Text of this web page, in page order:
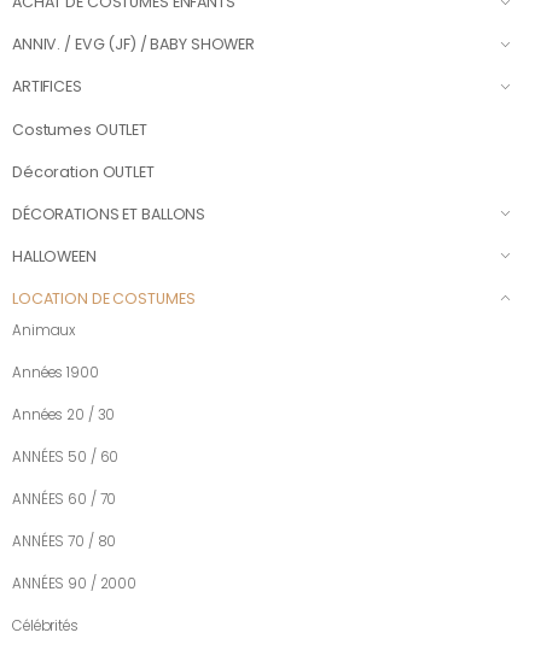
ANNIV. / EVG (JF) / BABY SHOWER
ARTIFICES
Costumes OUTLET
Décoration OUTLET
DÉCORATIONS ET BALLONS
HALLOWEEN
LOCATION DE COSTUMES
Animaux
Années 1900
Années 20 / 30
ANNÉES 50 / 60
ANNÉES 60 / 70
ANNÉES 70 / 80
ANNÉES 90 / 2000
Célébrités